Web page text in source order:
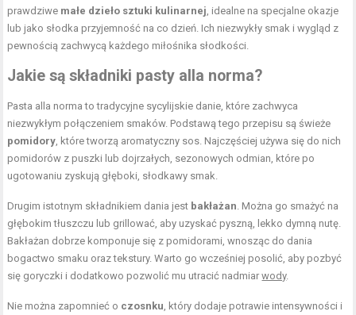
prawdziwe małe dzieło sztuki kulinarnej, idealne na specjalne okazje
lub jako słodka przyjemność na co dzień. Ich niezwykły smak i wygląd z
pewnością zachwycą każdego miłośnika słodkości.
Jakie są składniki pasty alla norma?
Pasta alla norma to tradycyjne sycylijskie danie, które zachwyca
niezwykłym połączeniem smaków. Podstawą tego przepisu są świeże
pomidory, które tworzą aromatyczny sos. Najczęściej używa się do nich
pomidorów z puszki lub dojrzałych, sezonowych odmian, które po
ugotowaniu zyskują głęboki, słodkawy smak.
Drugim istotnym składnikiem dania jest bakłażan. Można go smażyć na
głębokim tłuszczu lub grillować, aby uzyskać pyszną, lekko dymną nutę.
Bakłażan dobrze komponuje się z pomidorami, wnosząc do dania
bogactwo smaku oraz tekstury. Warto go wcześniej posolić, aby pozbyć
się goryczki i dodatkowo pozwolić mu utracić nadmiarwody.
Nie można zapomnieć o czosnku, który dodaje potrawie intensywności i